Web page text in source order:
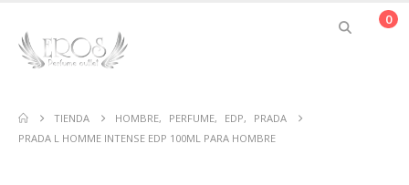
0
TIENDA HOMBRE, PERFUME, EDP,
PRADA
PRADA L HOMME INTENSE EDP 100ML PARA HOMBRE